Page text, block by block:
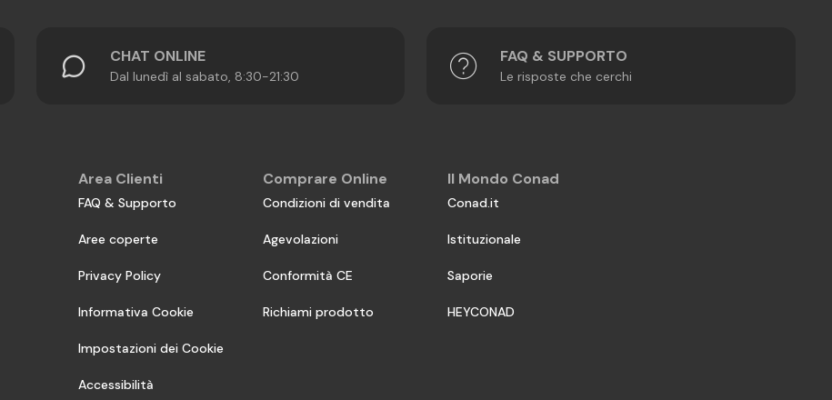
CHAT ONLINE
Dal lunedì al sabato, 8:30-21:30
FAQ & SUPPORTO
Le risposte che cerchi
Area Clienti
FAQ & Supporto
Aree coperte
Privacy Policy
Informativa Cookie
Impostazioni dei Cookie
Accessibilità
Comprare Online
Condizioni di vendita
Agevolazioni
Conformità CE
Richiami prodotto
Il Mondo Conad
Conad.it
Istituzionale
Saporie
HEYCONAD